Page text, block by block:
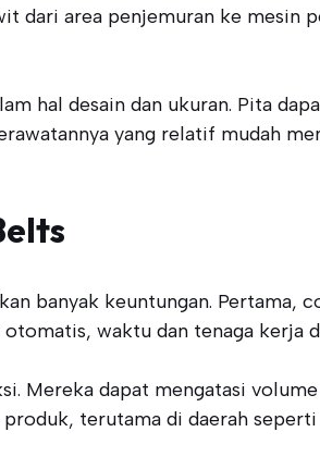
dari area penjemuran ke mesin
hal desain dan ukuran. Pita
yang relatif mudah
banyak keuntungan. Pertama,
waktu dan tenaga kerja
Mereka dapat mengatasi
terutama di daerah